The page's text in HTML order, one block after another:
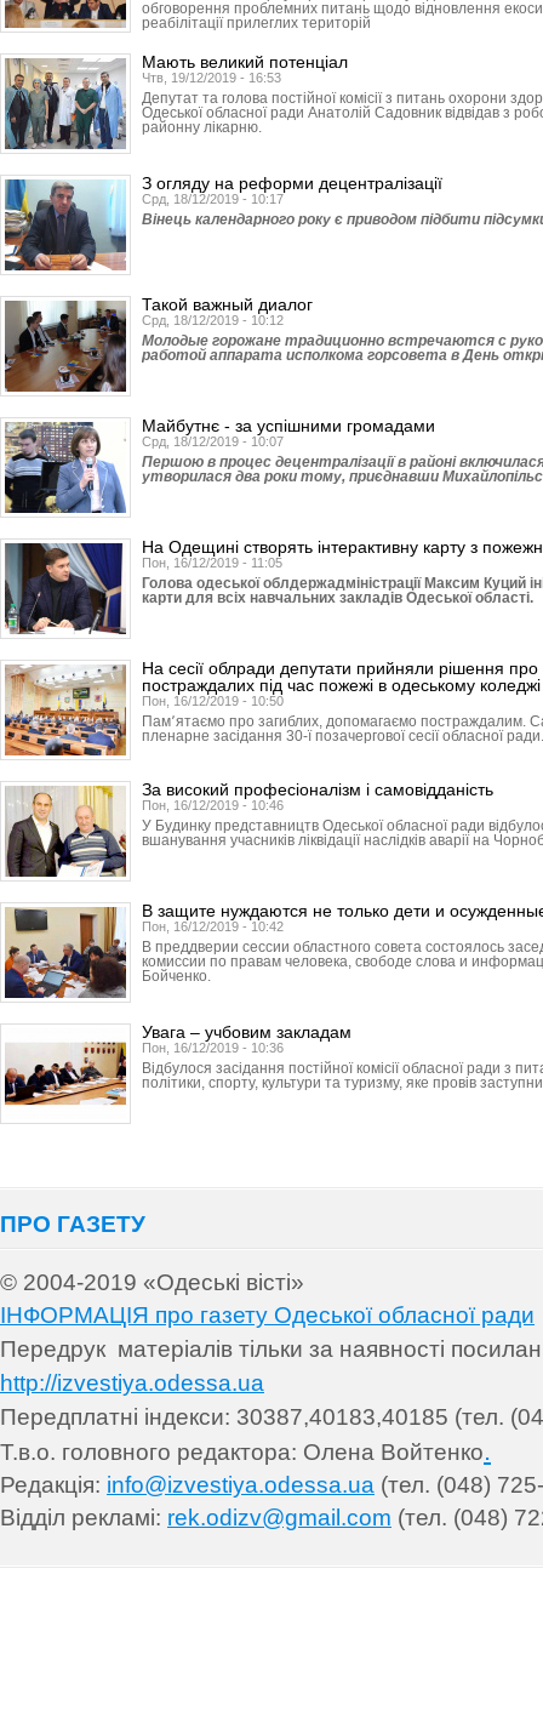
обговорення проблемних питань щодо відновлення
реабілітації прилеглих територій
Мають великий потенціал
Чтв, 19/12/2019 - 16:53
Депутат та голова постійної комісії з питань охорони
Одеської обласної ради Анатолій Садовник відвідав з
районну лікарню.
З огляду на реформи децентралізації
Срд, 18/12/2019 - 10:17
Вінець календарного року є приводом підбити
Такой важный диалог
Срд, 18/12/2019 - 10:12
Молодые горожане традиционно встречаются с
работой аппарата исполкома горсовета в День
Майбутнє - за успішними громадами
Срд, 18/12/2019 - 10:07
Першою в процес децентралізації в районі
утворилася два роки тому, приєднавши
На Одещині створять інтерактивну карту з
Пон, 16/12/2019 - 11:05
Голова одеської облдержадміністрації Максим Куций
карти для всіх навчальних закладів Одеської області.
На сесії облради депутати прийняли рішення про
постраждалих під час пожежі в одеському коледжі
Пон, 16/12/2019 - 10:50
Пам՚ятаємо про загиблих, допомагаємо постраждалим.
пленарне засідання 30-ї позачергової сесії обласної ради.
За високий професіоналізм і самовідданість
Пон, 16/12/2019 - 10:46
У Будинку представництв Одеської обласної ради
вшанування учасників ліквідації наслідків аварії на
В защите нуждаются не только дети и
Пон, 16/12/2019 - 10:42
В преддверии сессии областного совета состоялось
комиссии по правам человека, свободе слова и
Бойченко.
Увага – учбовим закладам
Пон, 16/12/2019 - 10:36
Відбулося засідання постійної комісії обласної ради з
політики, спорту, культури та туризму, яке провів
ПРО ГАЗЕТУ
© 2004-2019 «Одеські вісті»
ІНФОРМАЦІЯ про газету Одеської обласної ради
Передрук матеріалів тільки за наявності
http://izvestiya.odessa.ua
Передплатні індекси: 30387,40183,40185 (тел.
Т.в.о. головного редактора: Олена Войтенко.
Редакція: info@izvestiya.odessa.ua (тел. (048)
Відділ рекламі: rek.odizv@gmail.com (тел. (048)